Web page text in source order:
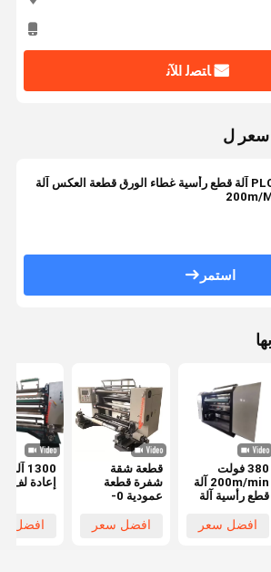
ﺎﺘﺼﻟ ﺍﻶﻧ
سعر ل
تحكم PLC آلة قطع رأسية غطاء الورق قطعة العكس آلة
استمر
380 فولت
200m/min آلة
قطع رأسية آلة
مركب 460mm
افضل سعر
قطعة شقة
شفرة قطعة
عمودية 0-
سرعة قطع
افضل سعر
1300
إعادة لف
افضل